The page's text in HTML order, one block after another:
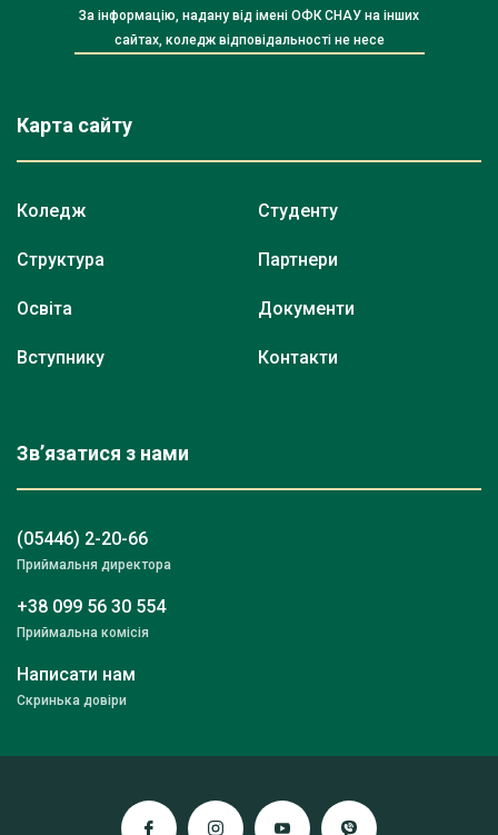
За інформацію, надану від імені ОФК СНАУ на інших
сайтах, коледж відповідальності не несе
Карта сайту
Коледж
Структура
Освіта
Вступнику
Студенту
Партнери
Документи
Контакти
Зв’язатися з нами
(05446) 2-20-66
Приймальня директора
+38 099 56 30 554
Приймальна комісія
Написати нам
Скринька довіри